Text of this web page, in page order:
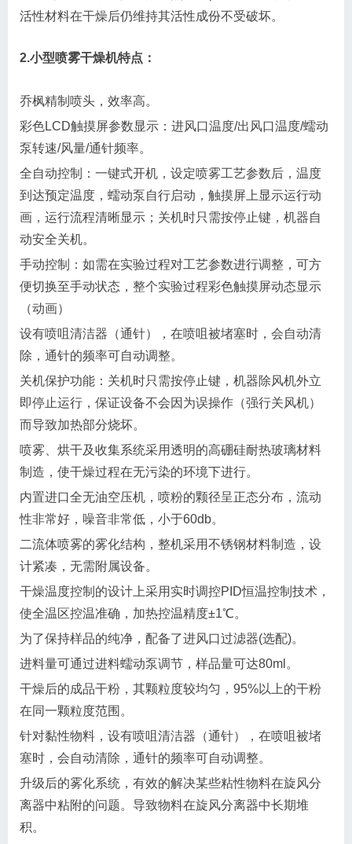
活性材料在干燥后仍维持其活性成份不受破坏。
2.小型喷雾干燥机特点：
乔枫精制喷头，效率高。
彩色LCD触摸屏参数显示：进风口温度/出风口温度/蠕动
泵转速/风量/通针频率。
全自动控制：一键式开机，设定喷雾工艺参数后，温度
到达预定温度，蠕动泵自行启动，触摸屏上显示运行动
画，运行流程清晰显示；关机时只需按停止键，机器自
动安全关机。
手动控制：如需在实验过程对工艺参数进行调整，可方
便切换至手动状态，整个实验过程彩色触摸屏动态显示
（动画）
设有喷咀清洁器（通针），在喷咀被堵塞时，会自动清
除，通针的频率可自动调整。
关机保护功能：关机时只需按停止键，机器除风机外立
即停止运行，保证设备不会因为误操作（强行关风机）
而导致加热部分烧坏。
喷雾、烘干及收集系统采用透明的高硼硅耐热玻璃材料
制造，使干燥过程在无污染的环境下进行。
内置进口全无油空压机，喷粉的颗径呈正态分布，流动
性非常好，噪音非常低，小于60db。
二流体喷雾的雾化结构，整机采用不锈钢材料制造，设
计紧凑，无需附属设备。
干燥温度控制的设计上采用实时调控PID恒温控制技术，
使全温区控温准确，加热控温精度±1℃。
为了保持样品的纯净，配备了进风口过滤器(选配)。
进料量可通过进料蠕动泵调节，样品量可达80ml。
干燥后的成品干粉，其颗粒度较均匀，95%以上的干粉
在同一颗粒度范围。
针对黏性物料，设有喷咀清洁器（通针），在喷咀被堵
塞时，会自动清除，通针的频率可自动调整。
升级后的雾化系统，有效的解决某些粘性物料在旋风分
离器中粘附的问题。导致物料在旋风分离器中长期堆
积。